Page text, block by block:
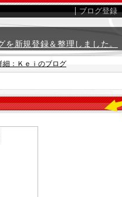
細：Ｋｅｉのブログ
ブログ登録
を新規登録＆整理しました。